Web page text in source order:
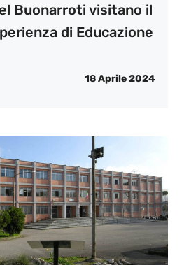
Buonarroti visitano il
di Educazione
18 Aprile 2024